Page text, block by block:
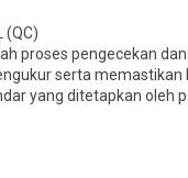
(QC)
proses pengecekan
serta memastikan
yang ditetapkan oleh